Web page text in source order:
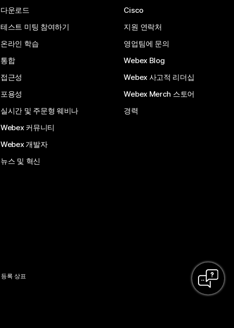
다운로드
테스트 미팅 참여하기
온라인 학습
통합
접근성
포용성
실시간 및 주문형 웨비나
Webex 커뮤니티
Webex 개발자
뉴스 및 혁신
Cisco
지원 연락처
영업팀에 문의
Webex Blog
Webex 사고적 리더십
Webex Merch 스토어
경력
등록 상표